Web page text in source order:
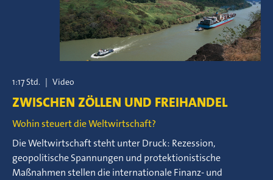
1:17 Std. | Video
ZWISCHEN ZÖLLEN UND FREIHANDEL
Wohin steuert die Weltwirtschaft?
Die Weltwirtschaft steht unter Druck: Rezession,
geopolitische Spannungen und protektionistische
Maßnahmen stellen die internationale Finanz- und